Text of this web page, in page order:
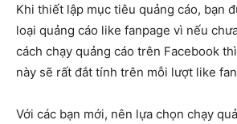
Khi thiết lập mục tiêu quảng cáo, bạn
loại quảng cáo like fanpage vì nếu
cách chạy quảng cáo trên Facebook
này sẽ rất đắt tính trên mỗi lượt like
Với các bạn mới, nên lựa chọn chạy